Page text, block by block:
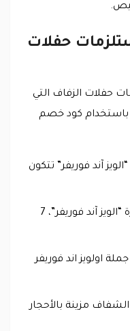
حفلات
حفلات الزفاف التي
باستخدام كود خصم
آند فوريفر” تتكون
أطباق مربعة مكتوب عليها عبارة “الويز آند فوريفر”، 7
اولويز اند فوريفر
مزينة بالأحجار